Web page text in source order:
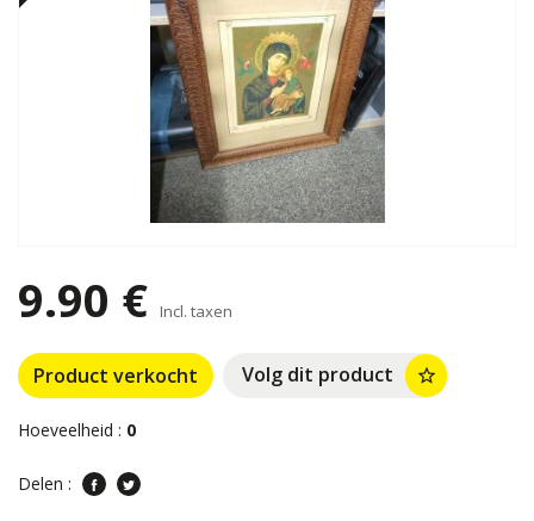
9.90 € Incl. taxen
Product verkocht Volg dit product star_border
Hoeveelheid : 0
Delen :